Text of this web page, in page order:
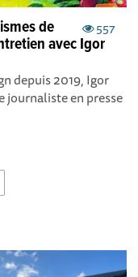
557
de
avec Igor
depuis 2019, Igor
journaliste en presse